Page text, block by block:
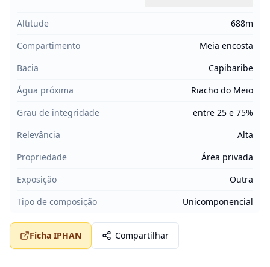
Altitude
688m
Compartimento
Meia encosta
Bacia
Capibaribe
Água próxima
Riacho do Meio
Grau de integridade
entre 25 e 75%
Relevância
Alta
Propriedade
Área privada
Exposição
Outra
Tipo de composição
Unicomponencial
Ficha IPHAN Compartilhar